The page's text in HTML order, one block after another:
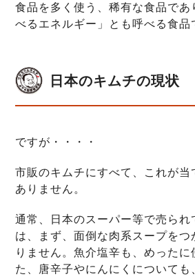
食品を多く使う、稀有な食品であ
べるエネルギー」とも呼べる食品
日本のキムチの現状
ですが・・・・
市販のキムチにすべて、これが当
ありません。
通常、日本のスーパー等で売られ
は、まず、面倒な肉系スープをつ
りません。魚介塩辛も、めったに
た、唐辛子やにんにくについても